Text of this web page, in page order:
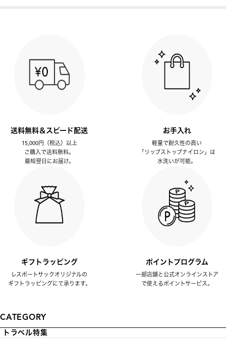
送料無料＆スピード配送
15,000円（税込）以上
ご購入で送料無料。
最短翌日にお届け。
お手入れ
軽量で耐久性の高い
「リップストップナイロン」は
水洗いが可能。
ギフトラッピング
レスポートサックオリジナルの
ギフトラッピングにて承ります。
ポイントプログラム
一部店舗と公式オンラインストア
で使えるポイントサービス。
CATEGORY
トラベル特集